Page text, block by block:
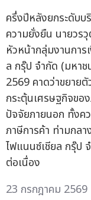
ครึ่งปีหลังยกระดับบ
ความยั่งยืน นายว
หัวหน้ากลุ่มงานกา
ล กรุ๊ป จำกัด (มหาช
2569 คาดว่าขยาย
กระตุ้นเศรษฐกิจข
ปัจจัยภายนอก ทั้งค
ภาษีการค้า ท่ามกล
ไฟแนนซ์เชียล กรุ๊ป
ต่อเนื่อง
23 กรกฎาคม 2569